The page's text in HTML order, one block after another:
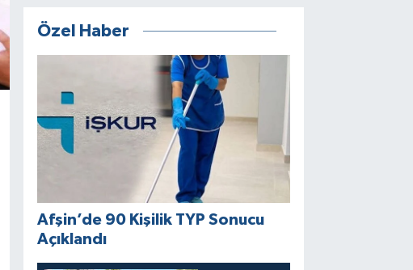
Özel Haber
Afşin’de 90 Kişilik TYP Sonucu
Açıklandı